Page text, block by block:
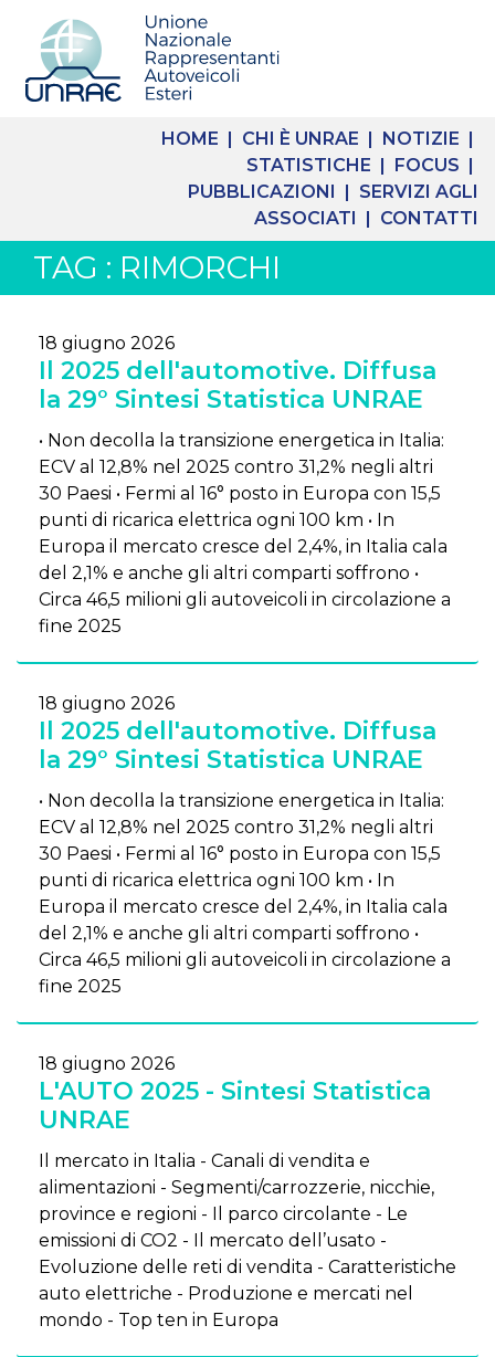
HOME | CHI È UNRAE | NOTIZIE |
STATISTICHE | FOCUS |
PUBBLICAZIONI | SERVIZI AGLI
ASSOCIATI | CONTATTI
TAG : RIMORCHI
18 giugno 2026
Il 2025 dell'automotive. Diffusa
la 29° Sintesi Statistica UNRAE
• Non decolla la transizione energetica in Italia:
ECV al 12,8% nel 2025 contro 31,2% negli altri
30 Paesi • Fermi al 16° posto in Europa con 15,5
punti di ricarica elettrica ogni 100 km • In
Europa il mercato cresce del 2,4%, in Italia cala
del 2,1% e anche gli altri comparti soffrono •
Circa 46,5 milioni gli autoveicoli in circolazione a
fine 2025
18 giugno 2026
Il 2025 dell'automotive. Diffusa
la 29° Sintesi Statistica UNRAE
• Non decolla la transizione energetica in Italia:
ECV al 12,8% nel 2025 contro 31,2% negli altri
30 Paesi • Fermi al 16° posto in Europa con 15,5
punti di ricarica elettrica ogni 100 km • In
Europa il mercato cresce del 2,4%, in Italia cala
del 2,1% e anche gli altri comparti soffrono •
Circa 46,5 milioni gli autoveicoli in circolazione a
fine 2025
18 giugno 2026
L'AUTO 2025 - Sintesi Statistica
UNRAE
Il mercato in Italia - Canali di vendita e
alimentazioni - Segmenti/carrozzerie, nicchie,
province e regioni - Il parco circolante - Le
emissioni di CO2 - Il mercato dell’usato -
Evoluzione delle reti di vendita - Caratteristiche
auto elettriche - Produzione e mercati nel
mondo - Top ten in Europa